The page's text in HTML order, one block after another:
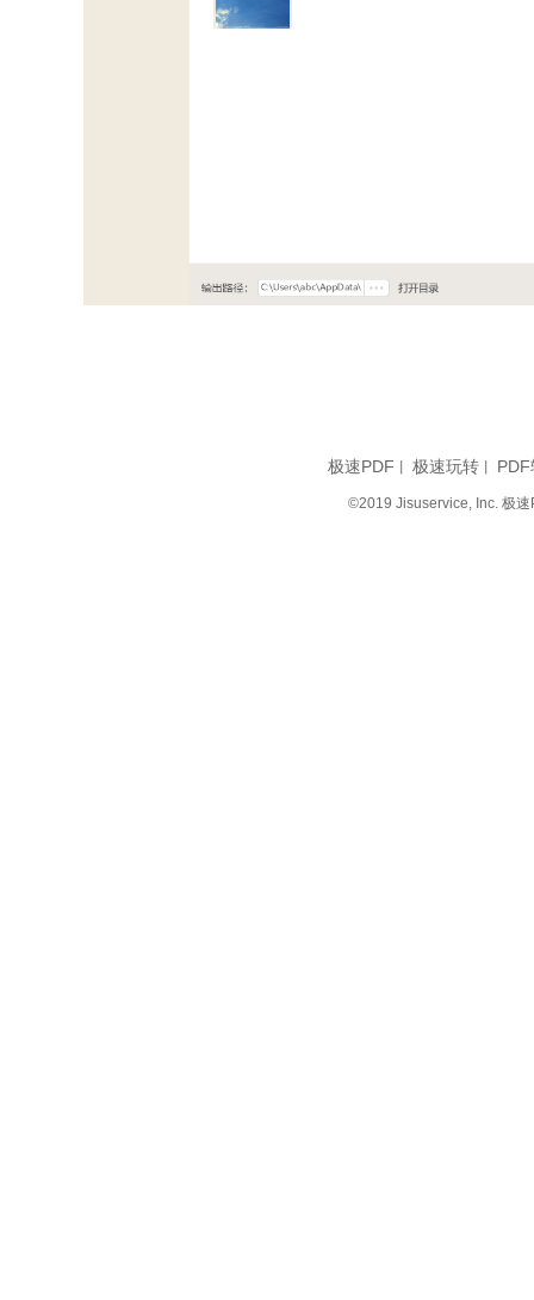
极速PDF 极速玩转
©2019 Jisuservice, Inc. 极